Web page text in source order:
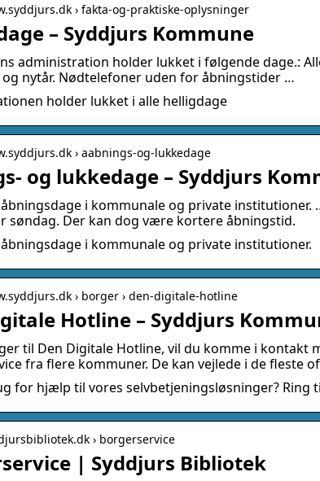
› fakta-og-praktiske-oplysninger
– Syddjurs Kommune
administration holder lukket i følgende dage.:
nytår. Nødtelefoner uden for åbningstider …
holder lukket i alle helligdage
› aabnings-og-lukkedage
og lukkedage – Syddjurs
i kommunale og private institutioner.
søndag. Der kan dog være kortere åbningstid.
i kommunale og private institutioner.
› borger › den-digitale-hotline
Hotline – Syddjurs
til Den Digitale Hotline, vil du komme i kontakt
fra flere kommuner. De kan vejlede i de fleste
for hjælp til vores selvbetjeningsløsninger? Ring
› borgerservice
| Syddjurs Bibliotek